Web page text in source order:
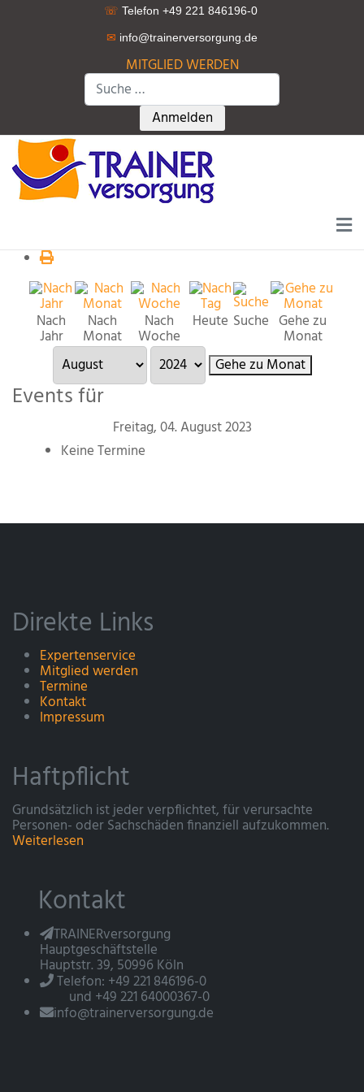
☏ Telefon +49 221 846196-0
✉ info@trainerversorgung.de
MITGLIED WERDEN
Suchen
Type 2 or more characters for
Anmelden
Nach
Jahr
Nach
Monat
Nach
Woche
Heute Suche Gehe zu
Monat
Gehe zu Monat
Events für
Freitag, 04. August 2023
Keine Termine
Direkte Links
Expertenservice
Mitglied werden
Termine
Kontakt
Impressum
Haftpflicht
Grundsätzlich ist jeder verpflichtet, für verursachte
Personen- oder Sachschäden finanziell aufzukommen.
Weiterlesen
Kontakt
TRAINERversorgung
Hauptgeschäftstelle
Hauptstr. 39, 50996 Köln
Telefon: +49 221 846196-0
und +49 221 64000367-0
info@trainerversorgung.de